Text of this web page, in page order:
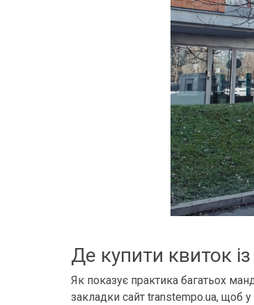
Де купити квиток
Як показує практика багатьох
закладки сайт transtempo.ua, щоб